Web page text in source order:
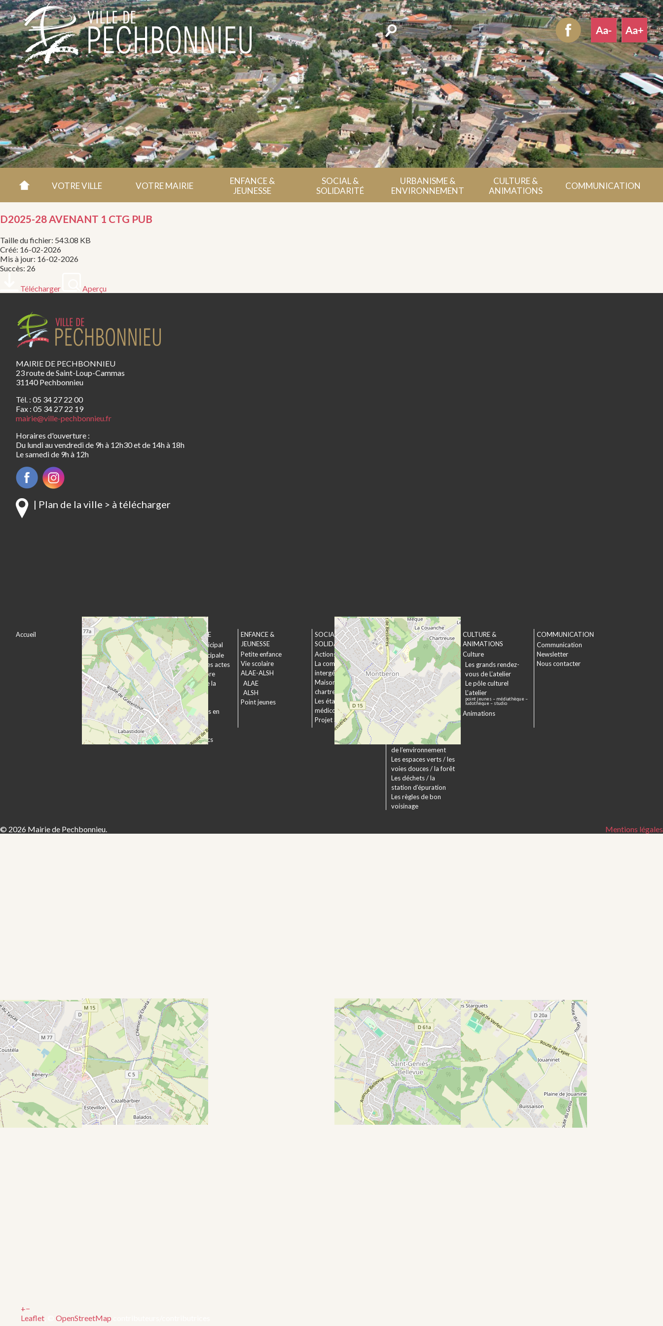
Rechercher
VOTRE VILLE VOTRE MAIRIE
ENFANCE &
JEUNESSE
SOCIAL &
SOLIDARITÉ
URBANISME &
ENVIRONNEMENT
CULTURE &
ANIMATIONS
COMMUNICATION
D2025-28 AVENANT 1 CTG PUB
Taille du fichier: 543.08 KB
Créé: 16-02-2026
Mis à jour: 16-02-2026
Succès: 26
Télécharger Aperçu
MAIRIE DE PECHBONNIEU
23 route de Saint-Loup-Cammas
31140 Pechbonnieu
Tél. : 05 34 27 22 00
Fax : 05 34 27 22 19
mairie@ville-pechbonnieu.fr
Horaires d'ouverture :
Du lundi au vendredi de 9h à 12h30 et de 14h à 18h
Le samedi de 9h à 12h
| Plan de la ville > à télécharger
+−
Leaflet
OpenStreetMap
Accueil
VOTRE VILLE
Bienvenue à
Pechbonnieu
Plan d’accès et
transports
Vie associative
Vie économique
Sécurité Prévention
Contacts utiles
VOTRE MAIRIE
Le conseil municipal
L’équipe municipale
Publication des actes
Expression libre
Les services de la
mairie
Démarches
administratives en
ligne
Formulaires
Marchés publics
ENFANCE &
JEUNESSE
Petite enfance
Vie scolaire
ALAE-ALSH
ALAE
ALSH
Point jeunes
SOCIAL &
SOLIDARITÉ
Actions municipales
La commission
intergénérationnelle
Maison de retraite La
chartreuse
Les établissements
médico-sociaux
Projet Se Canto
URBANISME &
ENVIRONNEMENT
Urbanisme
Le service urbanisme
Déposer un dossier
Le droit applicable à
Pechbonnieu
Déploiement de la
fibre optique
Environnement
La Charte
Les actions en faveur
de l’environnement
Les espaces verts / les
voies douces / la forêt
Les déchets / la
station d’épuration
Les règles de bon
voisinage
CULTURE &
ANIMATIONS
Culture
Les grands rendez-
vous de L’atelier
Le pôle culturel
L’atelier
point jeunes – médiathèque –
ludothèque – studio
Animations
COMMUNICATION
Communication
Newsletter
Nous contacter
© 2026 Mairie de Pechbonnieu. Mentions légales